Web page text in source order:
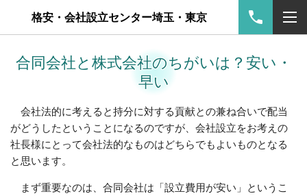
格安・会社設立センター埼玉・東京
合同会社と株式会社のちがいは？安い・
早い
会社法的に考えると持分に対する貢献との兼ね合いで配当
がどうしたということになるのですが、会社設立をお考えの
社長様にとって会社法的なものはどちらでもよいものとなる
と思います。
まず重要なのは、合同会社は「設立費用が安い」というこ